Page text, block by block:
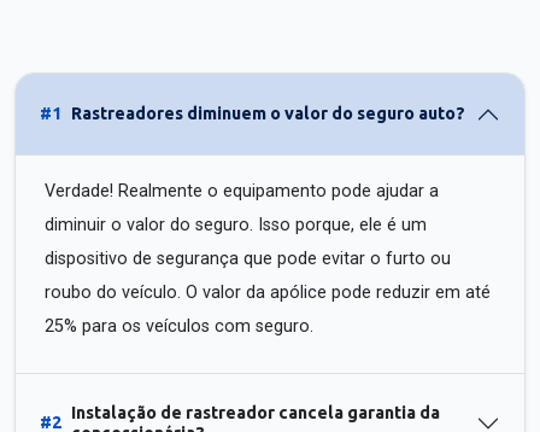
#1 Rastreadores diminuem o valor do seguro auto?
Verdade! Realmente o equipamento pode ajudar a
diminuir o valor do seguro. Isso porque, ele é um
dispositivo de segurança que pode evitar o furto ou
roubo do veículo. O valor da apólice pode reduzir em até
25% para os veículos com seguro.
#2
Instalação de rastreador cancela garantia da